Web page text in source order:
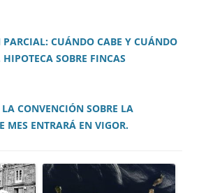
PARCIAL: CUÁNDO CABE Y CUÁNDO
SOBRE FINCAS
CONVENCIÓN SOBRE LA
MES ENTRARÁ EN VIGOR.